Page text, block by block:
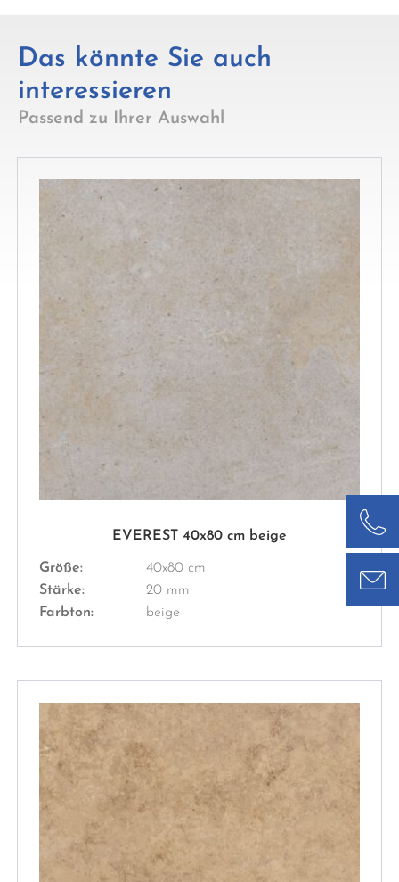
Das könnte Sie auch
interessieren
EVEREST 40x80 cm beige
Größe:
40x80 cm
Stärke:
20 mm
Farbton:
beige